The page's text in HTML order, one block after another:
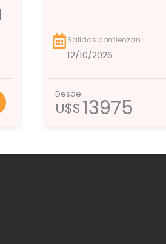
Salidas comienzan
12/10/2026
Desde
U$S13975